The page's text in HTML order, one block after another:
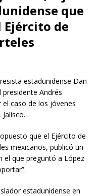
que
Ejército de
estadunidense Dan
Andrés
caso de los jóvenes
que el Ejército de
mexicanos, publicó un
el que preguntó a López
estadunidense en